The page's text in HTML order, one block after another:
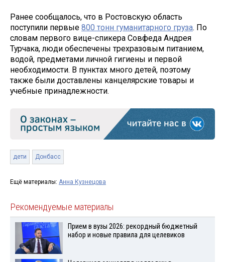
Ранее сообщалось, что в Ростовскую область
поступили первые 800 тонн гуманитарного груза. По
словам первого вице-спикера Совфеда Андрея
Турчака, люди обеспечены трехразовым питанием,
водой, предметами личной гигиены и первой
необходимости. В пунктах много детей, поэтому
также были доставлены канцелярские товары и
учебные принадлежности.
дети Донбасс
Ещё материалы: Анна Кузнецова
Рекомендуемые материалы
Прием в вузы 2026: рекордный бюджетный
набор и новые правила для целевиков